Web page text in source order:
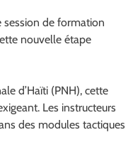
session de formation
nouvelle étape
d’Haïti (PNH), cette
Les instructeurs
des modules tactiques